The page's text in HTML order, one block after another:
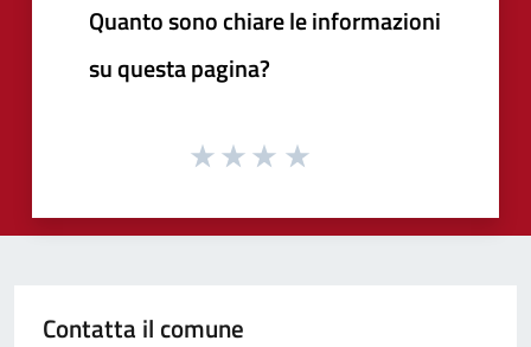
Quanto sono chiare le informazioni
su questa pagina?
Contatta il comune